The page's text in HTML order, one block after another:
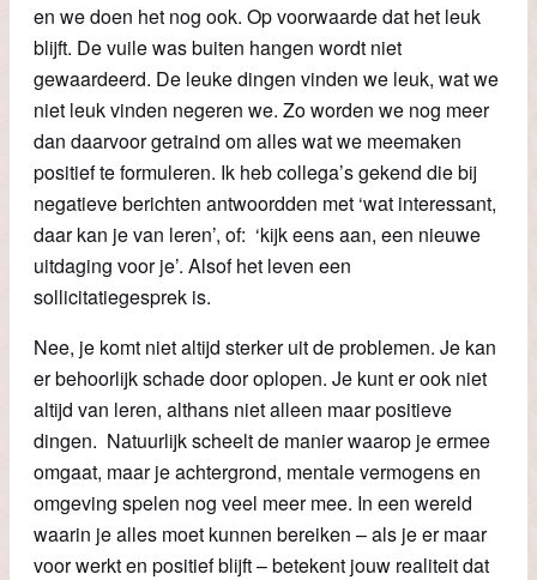
en we doen het nog ook. Op voorwaarde dat het leuk
blijft. De vuile was buiten hangen wordt niet
gewaardeerd. De leuke dingen vinden we leuk, wat we
niet leuk vinden negeren we. Zo worden we nog meer
dan daarvoor getraind om alles wat we meemaken
positief te formuleren. Ik heb collega’s gekend die bij
negatieve berichten antwoordden met ‘wat interessant,
daar kan je van leren’, of: ‘kijk eens aan, een nieuwe
uitdaging voor je’. Alsof het leven een
sollicitatiegesprek is.
Nee, je komt niet altijd sterker uit de problemen. Je kan
er behoorlijk schade door oplopen. Je kunt er ook niet
altijd van leren, althans niet alleen maar positieve
dingen. Natuurlijk scheelt de manier waarop je ermee
omgaat, maar je achtergrond, mentale vermogens en
omgeving spelen nog veel meer mee. In een wereld
waarin je alles moet kunnen bereiken – als je er maar
voor werkt en positief blijft – betekent jouw realiteit dat